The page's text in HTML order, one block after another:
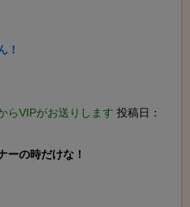
！
らVIPがお送りします 投稿日：
ーの時だけな！